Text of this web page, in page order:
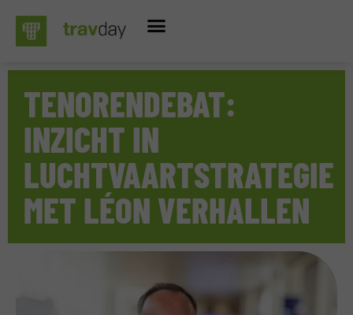
TENORENDEBAT:
INZICHT IN
LUCHTVAARTSTRATEGIE
MET LÉON VERHALLEN